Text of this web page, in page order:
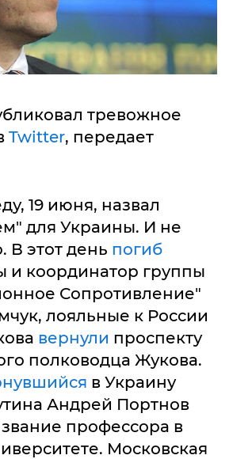
тревожное
Twitter, передает
19 июня, назвал
для Украины. И не
В этот день погиб
и координатор группы
Сопротивление"
лояльные к России
вернули проспекту
полководца Жукова.
в Украину
Андрей Портнов
профессора в
Московская